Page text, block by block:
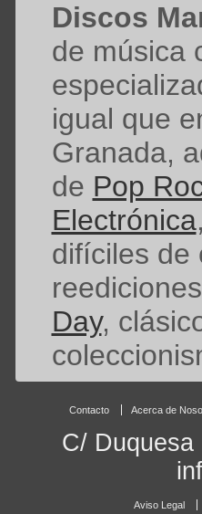
Discos
de música
igual que
Granada,
de Pop
Electrónica
difíciles de
Day,
Contacto Acerca de
C/ Duquesa
Aviso Legal